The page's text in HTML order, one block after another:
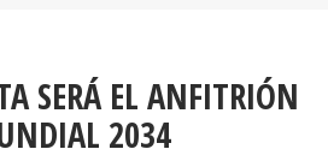
SERÁ EL ANFITRIÓN
2034